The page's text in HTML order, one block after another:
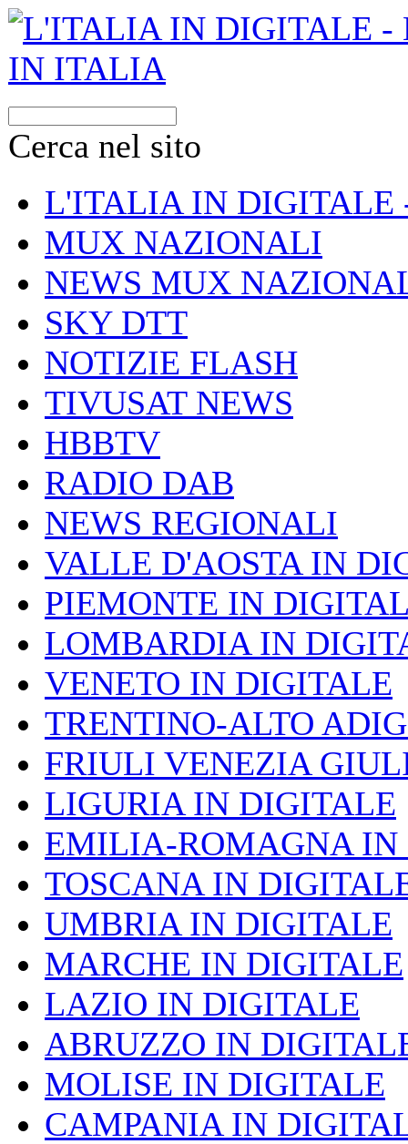
Cerca nel sito
L'ITALIA IN DIGITALE
MUX NAZIONALI
NEWS MUX
SKY DTT
NOTIZIE FLASH
TIVUSAT NEWS
HBBTV
RADIO DAB
NEWS REGIONALI
VALLE D'AOSTA IN
PIEMONTE IN
LOMBARDIA IN
VENETO IN DIGITALE
TRENTINO-ALTO
FRIULI VENEZIA
LIGURIA IN DIGITALE
EMILIA-ROMAGNA IN
TOSCANA IN
UMBRIA IN DIGITALE
MARCHE IN DIGITALE
LAZIO IN DIGITALE
ABRUZZO IN
MOLISE IN DIGITALE
CAMPANIA IN